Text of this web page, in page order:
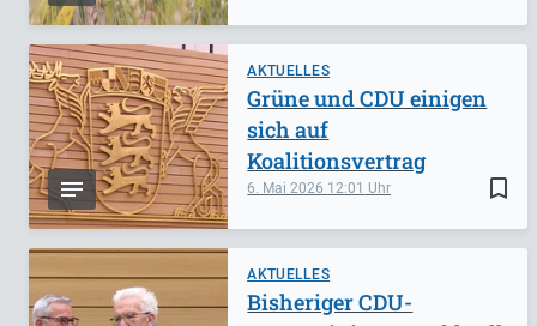
AKTUELLES
bookmark_border
6. Mai 2026 12:01
Grüne und CDU einigen
sich auf
Koalitionsvertrag
AKTUELLES
Bisheriger CDU-